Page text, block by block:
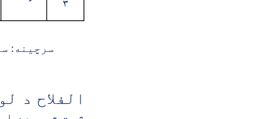
سرچينه:
الفلاح د